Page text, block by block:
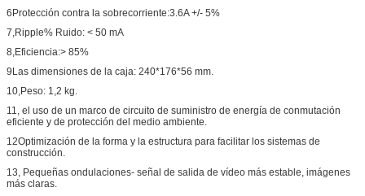
6Protección contra la sobrecorriente:3.6A +/- 5%
7,Ripple% Ruido: < 50 mA
8,Eficiencia:> 85%
9Las dimensiones de la caja: 240*176*56 mm.
10,Peso: 1,2 kg.
11, el uso de un marco de circuito de suministro de energía de conmutación
eficiente y de protección del medio ambiente.
12Optimización de la forma y la estructura para facilitar los sistemas de
construcción.
13, Pequeñas ondulaciones- señal de salida de vídeo más estable, imágenes
más claras.